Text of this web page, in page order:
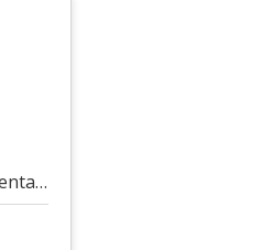
Portfólio de Apresentação